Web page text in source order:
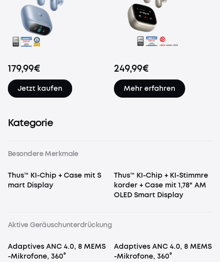
179,99€
Jetzt kaufen
249,99€
Mehr erfahren
Kategorie
Besondere Merkmale
Thus™ KI-Chip + Case mit S
mart Display
Thus™ KI-Chip + KI-Stimmre
korder + Case mit 1,78" AM
OLED Smart Display
Aktive Geräuschunterdrückung
Adaptives ANC 4.0, 8 MEMS
-Mikrofone, 360°
Adaptives ANC 4.0, 8 MEMS
-Mikrofone, 360°